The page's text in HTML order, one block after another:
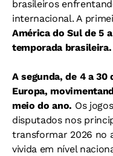
brasileiros
internacional. A
América do Sulde 5
temporada brasileira.
A segunda, de 4 a
Europa,
meio do ano. Os
disputados nos
transformar 2026 no
vivida em nível